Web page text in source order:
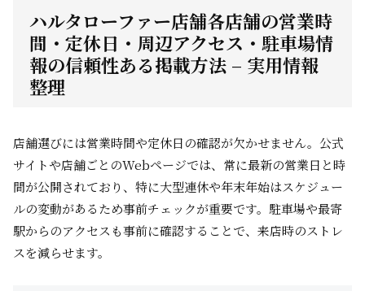
ハルタローファー店舗各店舗の営業時
間・定休日・周辺アクセス・駐車場情
報の信頼性ある掲載方法 – 実用情報
整理
店舗選びには営業時間や定休日の確認が欠かせません。公式
サイトや店舗ごとのWebページでは、常に最新の営業日と時
間が公開されており、特に大型連休や年末年始はスケジュー
ルの変動があるため事前チェックが重要です。駐車場や最寄
駅からのアクセスも事前に確認することで、来店時のストレ
スを減らせます。